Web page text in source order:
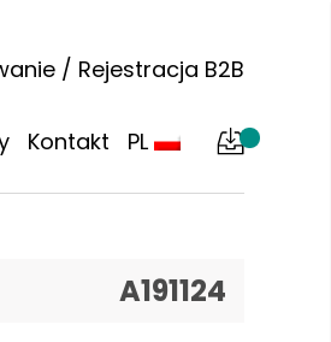
/ Rejestracja B2B
Kontakt PL
A191124